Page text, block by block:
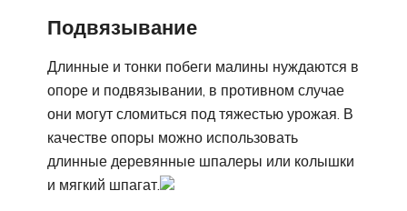
Подвязывание
Длинные и тонки побеги малины нуждаются в
опоре и подвязывании, в противном случае
они могут сломиться под тяжестью урожая. В
качестве опоры можно использовать
длинные деревянные шпалеры или колышки
и мягкий шпагат.